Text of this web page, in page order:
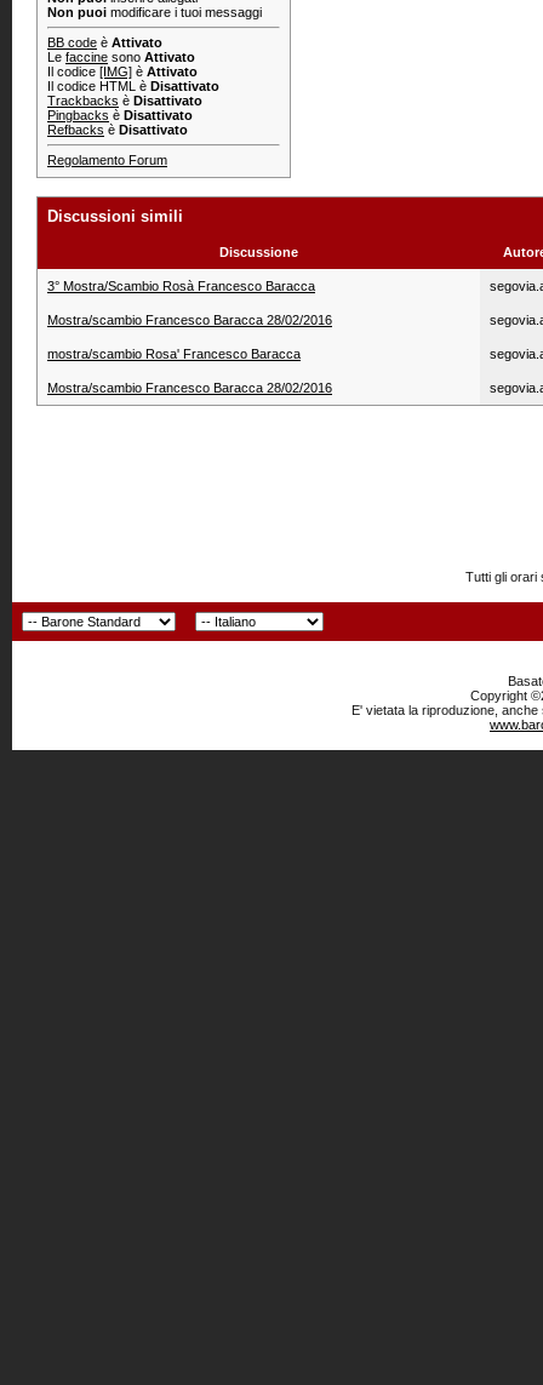
Non puoi modificare i tuoi messaggi
BB code è Attivato
Le faccine sono Attivato
Il codice [IMG] è Attivato
Il codice HTML è Disattivato
Trackbacks è Disattivato
Pingbacks è Disattivato
Refbacks è Disattivato
Regolamento Forum
Discussioni simili
Discussione
3° Mostra/Scambio Rosà Francesco Baracca
Mostra/scambio Francesco Baracca 28/02/2016
mostra/scambio Rosa' Francesco Baracca
Mostra/scambio Francesco Baracca 28/02/2016
Tutti gli orari
Copyright
E' vietata la riproduzione,